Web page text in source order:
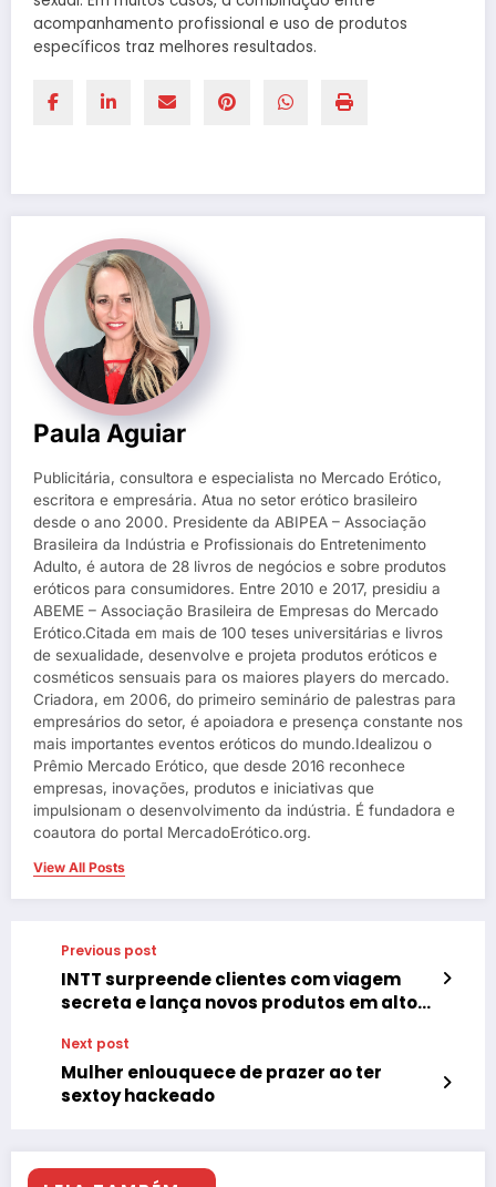
acompanhamento profissional e uso de produtos
específicos traz melhores resultados.
Paula Aguiar
Publicitária, consultora e especialista no Mercado Erótico,
escritora e empresária. Atua no setor erótico brasileiro
desde o ano 2000. Presidente da ABIPEA – Associação
Brasileira da Indústria e Profissionais do Entretenimento
Adulto, é autora de 28 livros de negócios e sobre produtos
eróticos para consumidores. Entre 2010 e 2017, presidiu a
ABEME – Associação Brasileira de Empresas do Mercado
Erótico.Citada em mais de 100 teses universitárias e livros
de sexualidade, desenvolve e projeta produtos eróticos e
cosméticos sensuais para os maiores players do mercado.
Criadora, em 2006, do primeiro seminário de palestras para
empresários do setor, é apoiadora e presença constante nos
mais importantes eventos eróticos do mundo.Idealizou o
Prêmio Mercado Erótico, que desde 2016 reconhece
empresas, inovações, produtos e iniciativas que
impulsionam o desenvolvimento da indústria. É fundadora e
coautora do portal MercadoErótico.org.
View All Posts
Previous post
INTT surpreende clientes com viagem
secreta e lança novos produtos em alto-
Next post
Mulher enlouquece de prazer ao ter
sextoy hackeado